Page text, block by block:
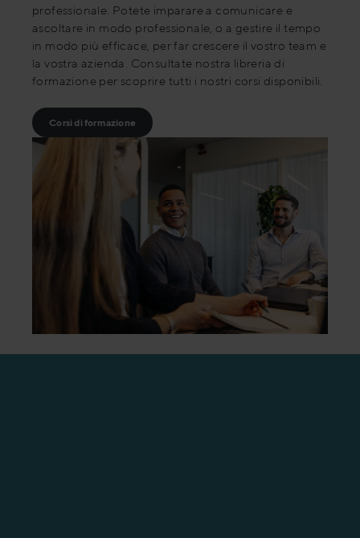
professionale. Potete imparare a comunicare e
ascoltare in modo professionale, o a gestire il tempo
in modo più efficace, per far crescere il vostro team e
la vostra azienda. Consultate nostra libreria di
formazione per scoprire tutti i nostri corsi disponibili.
Corsi di formazione